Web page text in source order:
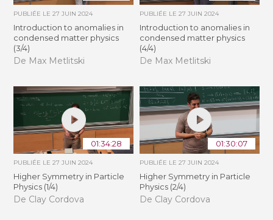
PUBLIÉE LE27 JUIN 2024
Introduction to anomalies in
condensed matter physics
(3/4)
De Max Metlitski
PUBLIÉE LE 27 JUIN 2024
Introduction to anomalies in
condensed matter physics
(4/4)
De Max Metlitski
01:34:28
PUBLIÉE LE27 JUIN 2024
Higher Symmetry in Particle
Physics (1/4)
De Clay Cordova
01:30:07
PUBLIÉE LE 27 JUIN 2024
Higher Symmetry in Particle
Physics (2/4)
De Clay Cordova